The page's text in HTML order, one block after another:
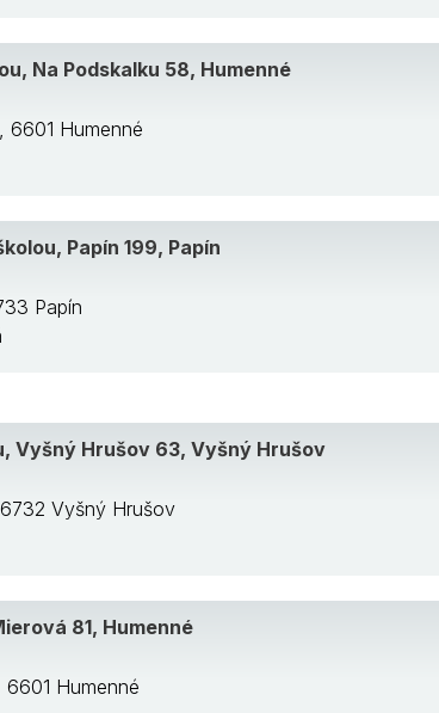
Na Podskalku 58, Humenné
6601 Humenné
Papín 199, Papín
Papín
Vyšný Hrušov 63, Vyšný Hrušov
Vyšný Hrušov
81, Humenné
Humenné